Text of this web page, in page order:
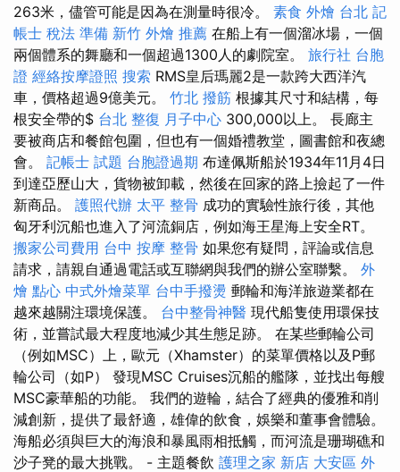
263米，儘管可能是因為在測量時很冷。 素食 外燴 台北 記
帳士 稅法 準備 新竹 外燴 推薦 在船上有一個溜冰場，一個
兩個體系的舞廳和一個超過1300人的劇院室。 旅行社 台胞
證 經絡按摩證照 搜索 RMS皇后瑪麗2是一款跨大西洋汽
車，價格超過9億美元。 竹北 撥筋 根據其尺寸和結構，每
根安全帶的$ 台北 整復 月子中心 300,000以上。 長廊主
要被商店和餐館包圍，但也有一個婚禮教堂，圖書館和夜總
會。 記帳士 試題 台胞證過期 布達佩斯船於1934年11月4日
到達亞歷山大，貨物被卸載，然後在回家的路上撿起了一件
新商品。 護照代辦 太平 整骨 成功的實驗性旅行後，其他
匈牙利沉船也進入了河流銅店，例如海王星海上安全RT。
搬家公司費用 台中 按摩 整骨 如果您有疑問，評論或信息
請求，請親自通過電話或互聯網與我們的辦公室聯繫。 外
燴 點心 中式外燴菜單 台中手撥燙 郵輪和海洋旅遊業都在
越來越關注環境保護。 台中整骨神醫 現代船隻使用環保技
術，並嘗試最大程度地減少其生態足跡。 在某些郵輪公司
（例如MSC）上，歐元（Xhamster）的菜單價格以及P郵
輪公司（如P） 發現MSC Cruises沉船的艦隊，並找出每艘
MSC豪華船的功能。 我們的遊輪，結合了經典的優雅和削
減創新，提供了最舒適，雄偉的飲食，娛樂和董事會體驗。
海船必須與巨大的海浪和暴風雨相抵觸，而河流是珊瑚礁和
沙子凳的最大挑戰。 - 主題餐飲 護理之家 新店 大安區 外